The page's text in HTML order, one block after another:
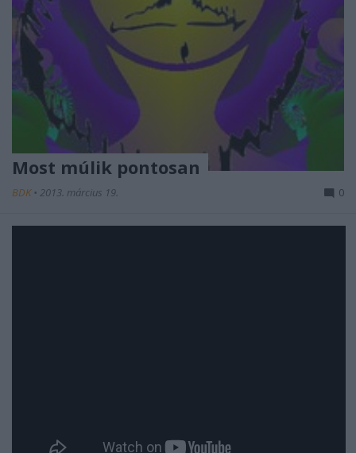
Most múlik pontosan
BDK • 2013. március 19. 0